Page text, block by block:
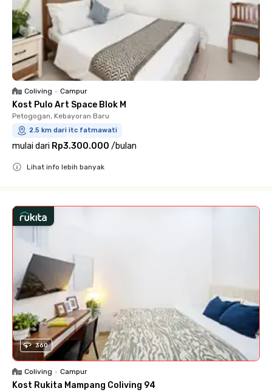
Coliving • Campur
Kost Pulo Art Space Blok M
Petogogan, Kebayoran Baru
2.5 km dari itc fatmawati
mulai dari Rp3.300.000 /bulan
Lihat info lebih banyak
360
Coliving • Campur
Kost Rukita Mampang Coliving 94